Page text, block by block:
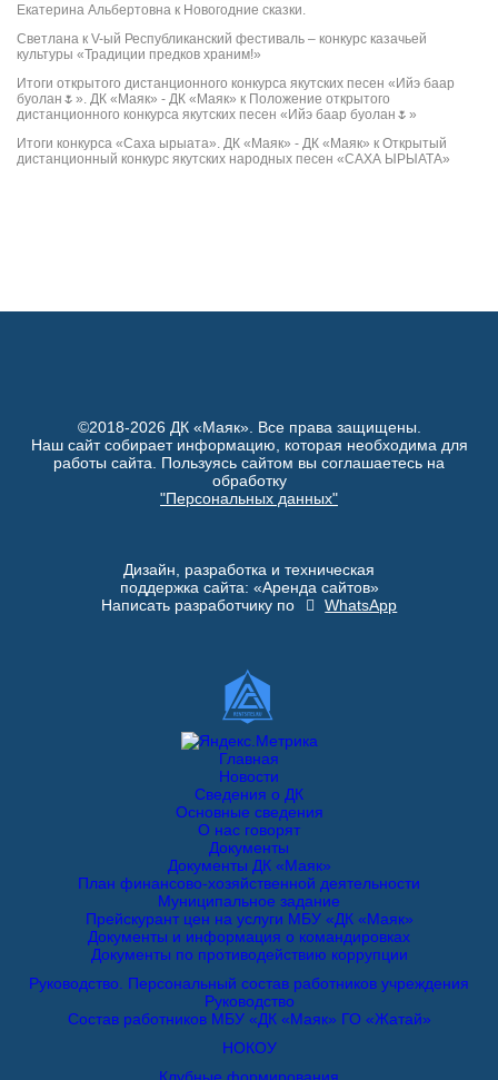
Екатерина Альбертовна к Новогодние сказки.
Светлана к V-ый Республиканский фестиваль – конкурс казачьей
культуры «Традиции предков храним!»
Итоги открытого дистанционного конкурса якутских песен «Ийэ баар
буолан🌷». ДК «Маяк» - ДК «Маяк» к Положение открытого
дистанционного конкурса якутских песен «Ийэ баар буолан🌷»
Итоги конкурса «Саха ырыата». ДК «Маяк» - ДК «Маяк» к Открытый
дистанционный конкурс якутских народных песен «САХА ЫРЫАТА»
©2018-2026 ДК «Маяк». Все права защищены.
Наш сайт собирает информацию, которая необходима для
работы сайта. Пользуясь сайтом вы соглашаетесь на
обработку
"Персональных данных"
Дизайн, разработка и техническая
поддержка сайта: «Аренда сайтов»
Написать разработчику по
WhatsApp
Главная
Новости
Сведения о ДК
Основные сведения
О нас говорят
Документы
Документы ДК «Маяк»
План финансово-хозяйственной деятельности
Муниципальное задание
Прейскурант цен на услуги МБУ «ДК «Маяк»
Документы и информация о командировках
Документы по противодействию коррупции
Руководство. Персональный состав работников учреждения
Руководство
Состав работников МБУ «ДК «Маяк» ГО «Жатай»
НОКОУ
Клубные формирования